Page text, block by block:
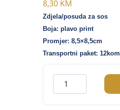
8,30 KM
Zdjela/posuda za sos
Boja: plavo print
Promjer: 8,5×8,5cm
Transportni paket: 12kom
Alhambra
Moove
zdjelica